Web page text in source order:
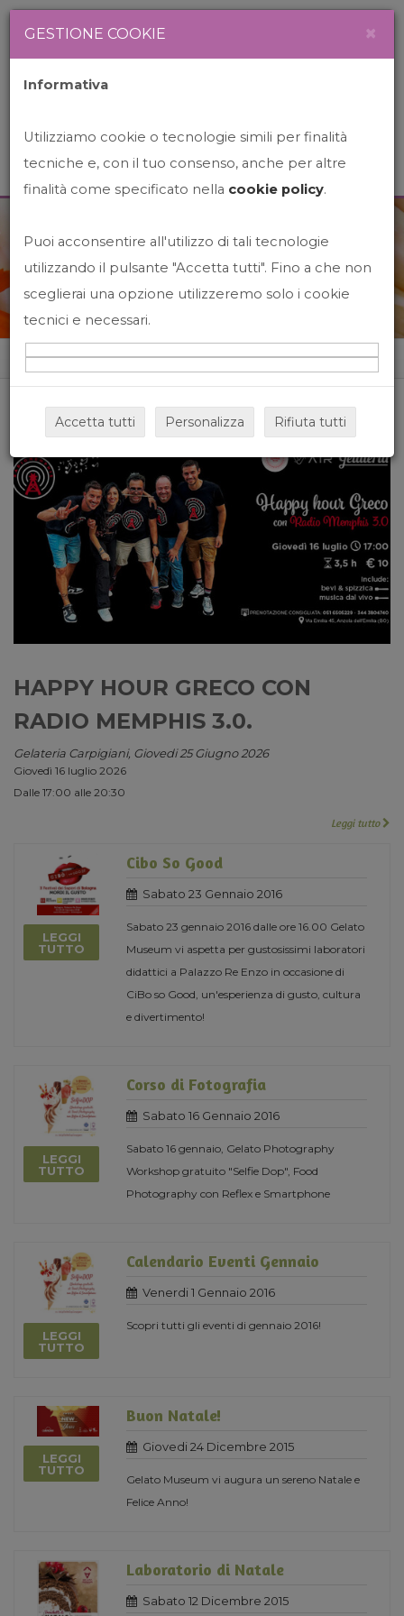
News&Events
Home News&events
HAPPY HOUR GRECO CON
RADIO MEMPHIS 3.0.
Gelateria Carpigiani, Giovedi 25 Giugno 2026
Giovedì 16 luglio 2026
Dalle 17:00 alle 20:30
Leggi tutto
LEGGI
TUTTO
Cibo So Good
Sabato 23 Gennaio 2016
Sabato 23 gennaio 2016 dalle ore 16.00 Gelato
Museum vi aspetta per gustosissimi laboratori
didattici a Palazzo Re Enzo in occasione di
CiBo so Good, un'esperienza di gusto, cultura
e divertimento!
LEGGI
TUTTO
Corso di Fotografia
Sabato 16 Gennaio 2016
Sabato 16 gennaio, Gelato Photography
Workshop gratuito "Selfie Dop", Food
Photography con Reflex e Smartphone
LEGGI
TUTTO
Calendario Eventi Gennaio
Venerdi 1 Gennaio 2016
Scopri tutti gli eventi di gennaio 2016!
LEGGI
TUTTO
Buon Natale!
Giovedi 24 Dicembre 2015
Gelato Museum vi augura un sereno Natale e
Felice Anno!
Laboratorio di Natale
Sabato 12 Dicembre 2015
GESTIONE COOKIE ×
Informativa
Utilizziamo cookie o tecnologie simili per finalità
tecniche e, con il tuo consenso, anche per altre
finalità come specificato nella cookie policy.
Puoi acconsentire all'utilizzo di tali tecnologie
utilizzando il pulsante "Accetta tutti". Fino a che non
sceglierai una opzione utilizzeremo solo i cookie
tecnici e necessari.
Accetta tutti Personalizza Rifiuta tutti